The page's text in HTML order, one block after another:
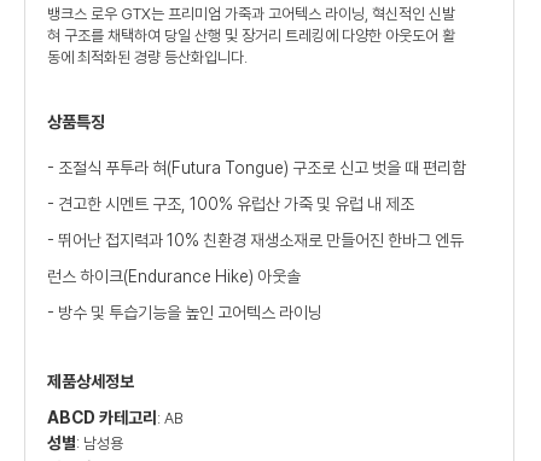
뱅크스 로우 GTX는 프리미엄 가죽과 고어텍스 라이닝, 혁신적인 신발
혀 구조를 채택하여 당일 산행 및 장거리 트레킹에 다양한 아웃도어 활
동에 최적화된 경량 등산화입니다.
상품특징
- 조절식 푸투라 혀(Futura Tongue) 구조로 신고 벗을 때 편리함
- 견고한 시멘트 구조, 100% 유럽산 가죽 및 유럽 내 제조
- 뛰어난 접지력과 10% 친환경 재생소재로 만들어진 한바그 엔듀
런스 하이크(Endurance Hike) 아웃솔
- 방수 및 투습기능을 높인 고어텍스 라이닝
제품상세정보
ABCD 카테고리 : AB
성별: 남성용